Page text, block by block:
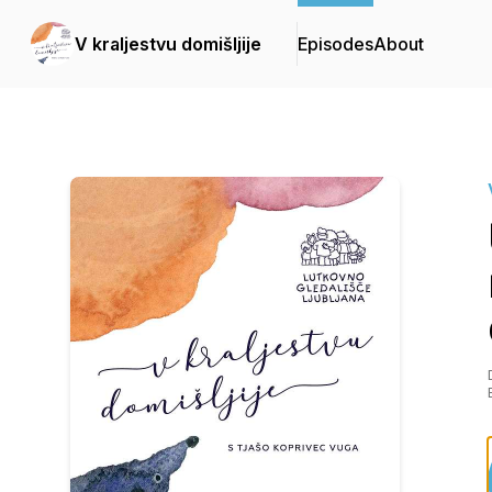
V kraljestvu domišljije EpisodesAbout